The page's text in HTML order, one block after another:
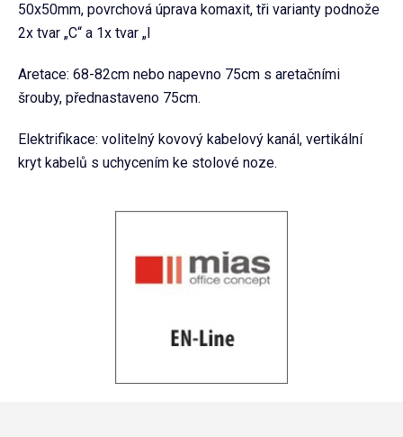
50x50mm, povrchová úprava komaxit, tři varianty podnože
2x tvar „C“ a 1x tvar „I
Aretace: 68-82cm nebo napevno 75cm s aretačními
šrouby, přednastaveno 75cm.
Elektrifikace: volitelný kovový kabelový kanál, vertikální
kryt kabelů s uchycením ke stolové noze.